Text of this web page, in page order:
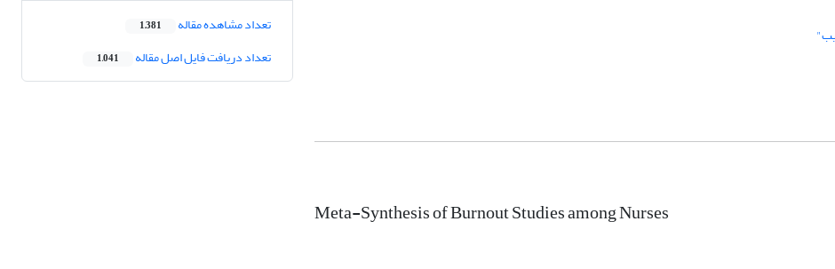
Meta-Synthesis of Burnout Studies among Nurses
تعداد مشاهده مقاله 1,381
تعداد دریافت فایل اصل مقاله 1,041